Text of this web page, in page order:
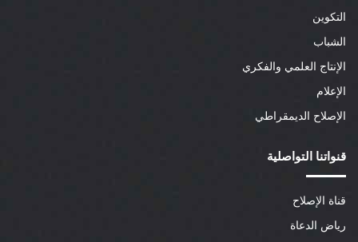
التكوين
الشباب
الإنتاج العلمي والفكري
الإعلام
الإصلاح الديمقراطي
قنواتنا التواصلية
قناة الإصلاح
رياض الدعاة